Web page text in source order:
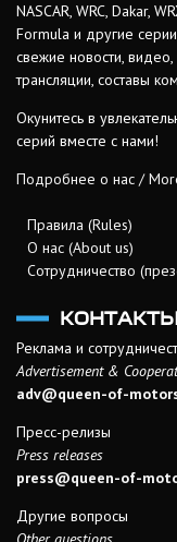
NASCAR, WRC, Dakar,
Formula и другие
свежие новости,
трансляции, составы
Окунитесь в
серий вместе с нами!
Подробнее о нас /
Правила (Rules)
О нас (About us)
Сотрудничество
КОНТАКТЫ
Реклама и
Advertisement &
adv@queen-of-
Пресс-релизы
Press releases
press@queen-of-
Другие вопросы